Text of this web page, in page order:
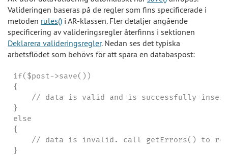
Valideringen baseras på de regler som fins specificerade i
metoden rules() i AR-klassen. Fler detaljer angående
specificering av valideringsregler återfinns i sektionen
Deklarera valideringsregler. Nedan ses det typiska
arbetsflödet som behövs för att spara en databaspost:
if($post->save())
{
// data is valid and is successfully
}
else
{
// data is invalid. call getErrors() to
}